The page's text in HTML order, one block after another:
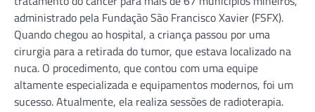
administrado pela Fundação São Francisco Xavier (FSFX).
Quando chegou ao hospital, a criança passou por uma
cirurgia para a retirada do tumor, que estava localizado na
nuca. O procedimento, que contou com uma equipe
altamente especializada e equipamentos modernos, foi um
sucesso. Atualmente, ela realiza sessões de radioterapia.